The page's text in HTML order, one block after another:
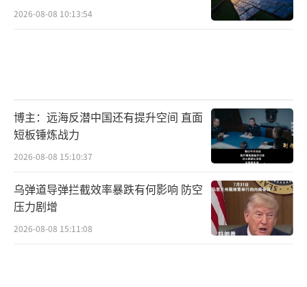
2026-08-08 10:13:54
博主：远海反潜中国还有提升空间 直面
短板锤炼战力
2026-08-08 15:10:37
乌弹道导弹拦截效率暴跌有何影响 防空
压力剧增
2026-08-08 15:11:08